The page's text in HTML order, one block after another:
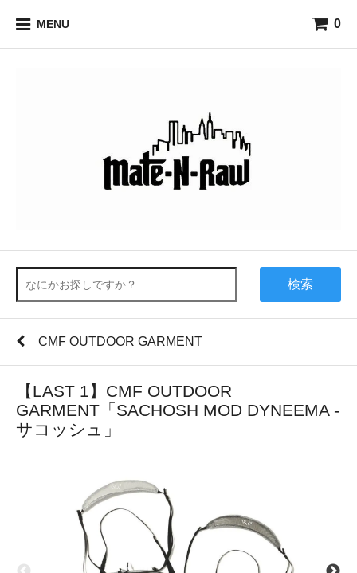
MENU 0
検索
CMF OUTDOOR GARMENT
【LAST 1】CMF OUTDOOR
GARMENT「SACHOSH MOD DYNEEMA -
サコッシュ」